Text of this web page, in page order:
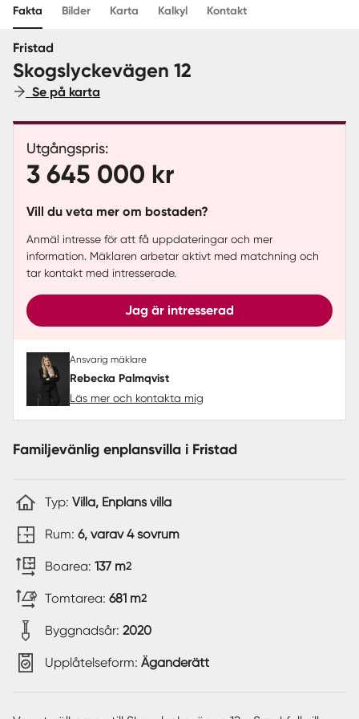
Sverige
Fakta Bilder Karta Kalkyl Kontakt
Fristad
Skogslyckevägen 12
Se på karta
Utgångspris:
3 645 000 kr
Vill du veta mer om bostaden?
Anmäl intresse för att få uppdateringar och mer
information. Mäklaren arbetar aktivt med matchning och
tar kontakt med intresserade.
Jag är intresserad
Ansvarig mäklare
Rebecka Palmqvist
Läs mer och kontakta mig
Familjevänlig enplansvilla i Fristad
Typ: Villa, Enplans villa
Rum: 6, varav 4 sovrum
Boarea: 137 m2
Tomtarea: 681 m2
Byggnadsår: 2020
Upplåtelseform: Äganderätt